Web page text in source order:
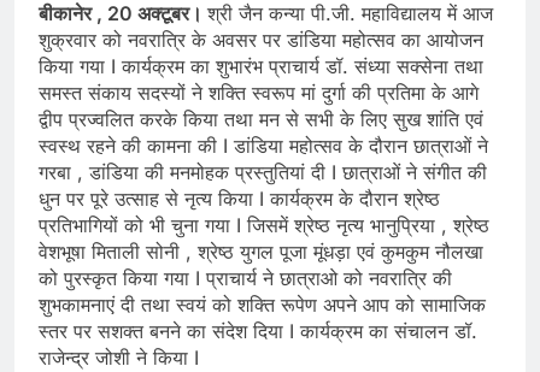
बीकानेर , 20 अक्टूबर।श्री जैन कन्या पी.जी. महाविद्यालय में आज
शुक्रवार को नवरात्रि के अवसर पर डांडिया महोत्सव का आयोजन
किया गया I कार्यक्रम का शुभारंभ प्राचार्य डॉ. संध्या सक्सेना तथा
समस्त संकाय सदस्यों ने शक्ति स्वरूप मां दुर्गा की प्रतिमा के आगे
द्वीप प्रज्वलित करके किया तथा मन से सभी के लिए सुख शांति एवं
स्वस्थ रहने की कामना की I डांडिया महोत्सव के दौरान छात्राओं ने
गरबा , डांडिया की मनमोहक प्रस्तुतियां दी I छात्राओं ने संगीत की
धुन पर पूरे उत्साह से नृत्य किया I कार्यक्रम के दौरान श्रेष्ठ
प्रतिभागियों को भी चुना गया I जिसमें श्रेष्ठ नृत्य भानुप्रिया , श्रेष्ठ
वेशभूषा मिताली सोनी , श्रेष्ठ युगल पूजा मूंधड़ा एवं कुमकुम नौलखा
को पुरस्कृत किया गया I प्राचार्य ने छात्राओ को नवरात्रि की
शुभकामनाएं दी तथा स्वयं को शक्ति रूपेण अपने आप को सामाजिक
स्तर पर सशक्त बनने का संदेश दिया I कार्यक्रम का संचालन डॉ.
राजेन्द्र जोशी ने किया I